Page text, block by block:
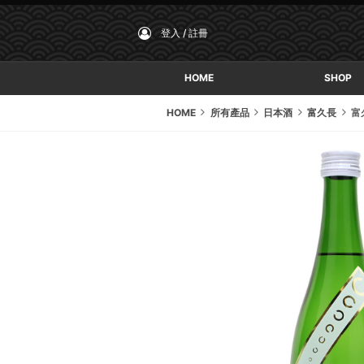
登入 / 註冊
HOME SHOP
HOME 所有產品 日本酒 富久長 富